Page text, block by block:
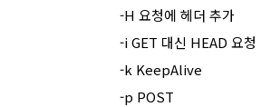
-H 요청에 헤더 추가
-i GET 대신 HEAD 요청
-k KeepAlive
-p POST